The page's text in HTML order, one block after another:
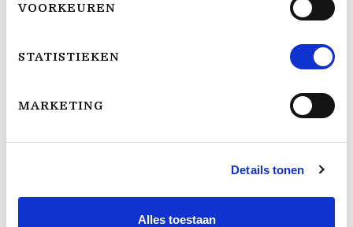
VOORKEUREN
STATISTIEKEN
MARKETING
Details tonen
Alles toestaan
"Op de tast is het eerste werk over
aan informatie voor élke vrouw."